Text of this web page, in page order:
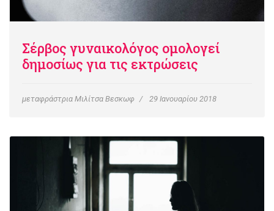
Σέρβος γυναικολόγος ομολογεί
δημοσίως για τις εκτρώσεις
μεταφράστρια Μιλίτσα Βεσκωφ 29 Ιανουαρίου 2018